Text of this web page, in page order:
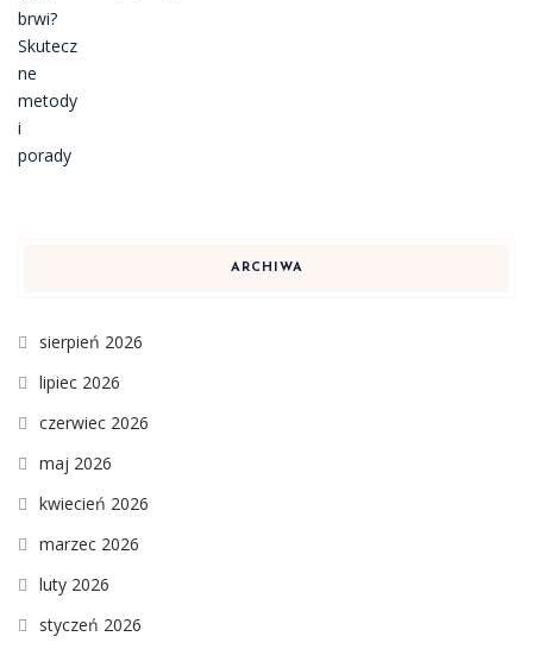
ARCHIWA
sierpień 2026
lipiec 2026
czerwiec 2026
maj 2026
kwiecień 2026
marzec 2026
luty 2026
styczeń 2026